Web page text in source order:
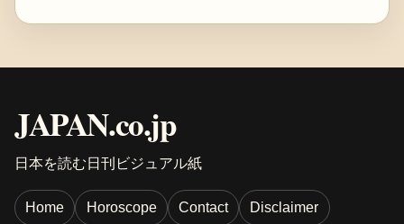
JAPAN.co.jp
日本を読む日刊ビジュアル紙
Home Horoscope Contact Disclaimer